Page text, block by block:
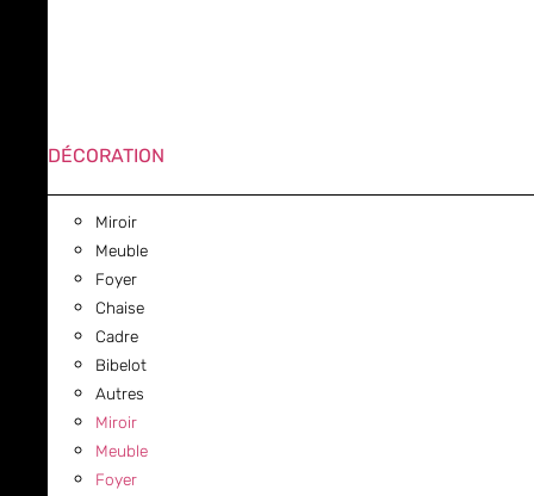
DÉCORATION
Miroir
Meuble
Foyer
Chaise
Cadre
Bibelot
Autres
Miroir
Meuble
Foyer